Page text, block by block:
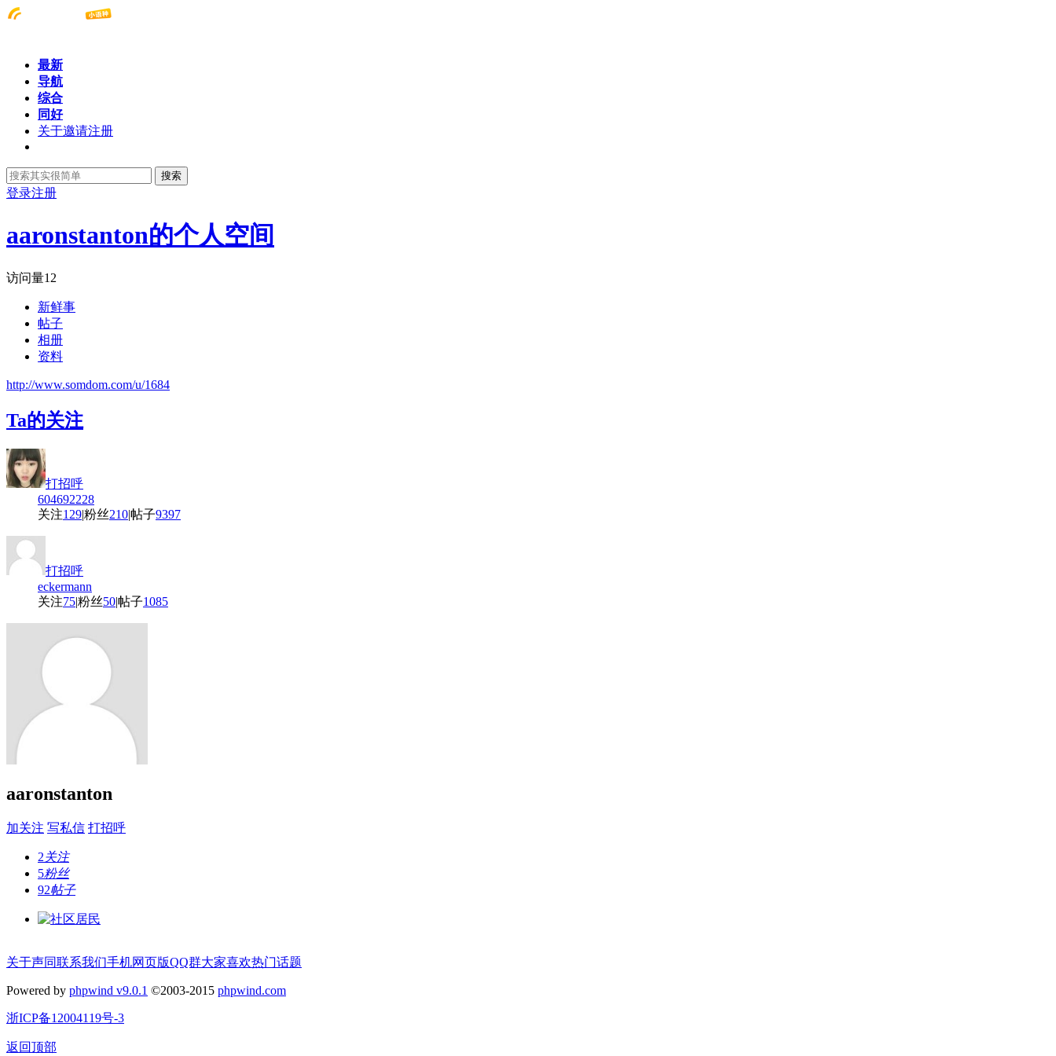
最新
导航
综合
同好
关于邀请注册
搜索
登录注册
aaronstanton的个人空间
访问量12
新鲜事
帖子
相册
资料
http://www.somdom.com/u/1684
Ta的关注
打招呼
604692228
关注129|粉丝210|帖子9397
打招呼
eckermann
关注75|粉丝50|帖子1085
aaronstanton
加关注 写私信 打招呼
2关注
5粉丝
92帖子
关于声同联系我们手机网页版QQ群大家喜欢热门话题
Powered by phpwind v9.0.1 ©2003-2015 phpwind.com
浙ICP备12004119号-3
返回顶部